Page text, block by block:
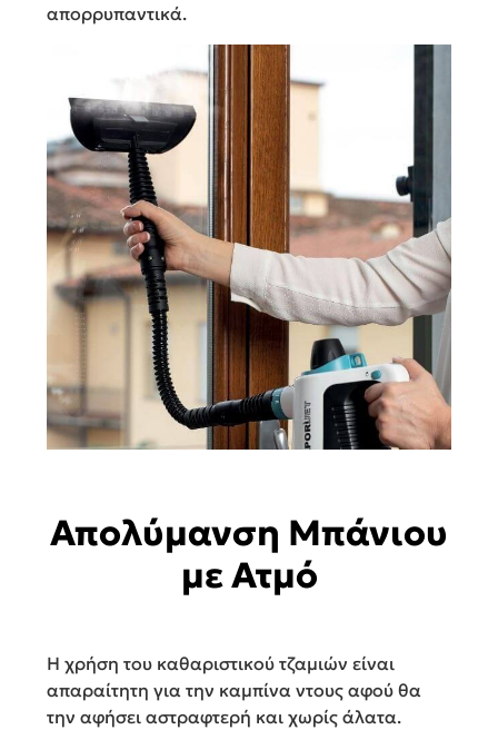
απορρυπαντικά.
Απολύμανση Μπάνιου
με Ατμό
Η χρήση του καθαριστικού τζαμιών είναι
απαραίτητη για την καμπίνα ντους αφού θα
την αφήσει αστραφτερή και χωρίς άλατα.